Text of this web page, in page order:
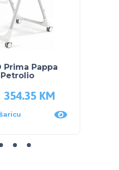
Prima Pappa
Petrolio
354.35 KM